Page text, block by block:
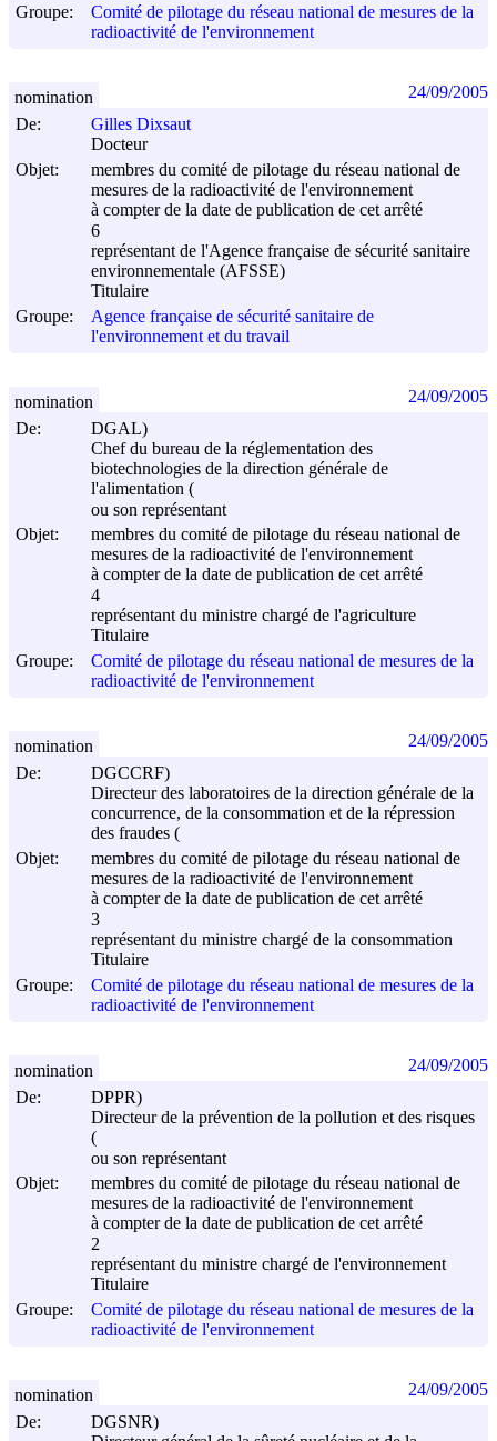
Groupe:
Comité de pilotage du réseau national de mesures de la
radioactivité de l'environnement
De:
Gilles Dixsaut
Docteur
Objet:
membres du comité de pilotage du réseau national de
mesures de la radioactivité de l'environnement
à compter de la date de publication de cet arrêté
6
représentant de l'Agence française de sécurité sanitaire
environnementale (AFSSE)
Titulaire
Groupe:
Agence française de sécurité sanitaire de
l'environnement et du travail
nomination 24/09/2005
De:
DGAL)
Chef du bureau de la réglementation des
biotechnologies de la direction générale de
l'alimentation (
ou son représentant
Objet:
membres du comité de pilotage du réseau national de
mesures de la radioactivité de l'environnement
à compter de la date de publication de cet arrêté
4
représentant du ministre chargé de l'agriculture
Titulaire
Groupe:
Comité de pilotage du réseau national de mesures de la
radioactivité de l'environnement
nomination 24/09/2005
De:
DGCCRF)
Directeur des laboratoires de la direction générale de la
concurrence, de la consommation et de la répression
des fraudes (
Objet:
membres du comité de pilotage du réseau national de
mesures de la radioactivité de l'environnement
à compter de la date de publication de cet arrêté
3
représentant du ministre chargé de la consommation
Titulaire
Groupe:
Comité de pilotage du réseau national de mesures de la
radioactivité de l'environnement
nomination 24/09/2005
De:
DPPR)
Directeur de la prévention de la pollution et des risques
(
ou son représentant
Objet:
membres du comité de pilotage du réseau national de
mesures de la radioactivité de l'environnement
à compter de la date de publication de cet arrêté
2
représentant du ministre chargé de l'environnement
Titulaire
Groupe:
Comité de pilotage du réseau national de mesures de la
radioactivité de l'environnement
nomination 24/09/2005
De:
DGSNR)
nomination 24/09/2005